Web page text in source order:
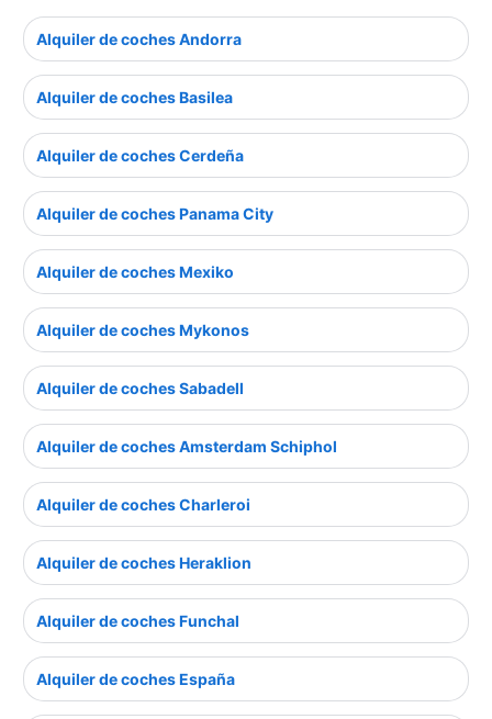
Alquiler de coches Andorra
Alquiler de coches Basilea
Alquiler de coches Cerdeña
Alquiler de coches Panama City
Alquiler de coches Mexiko
Alquiler de coches Mykonos
Alquiler de coches Sabadell
Alquiler de coches Amsterdam Schiphol
Alquiler de coches Charleroi
Alquiler de coches Heraklion
Alquiler de coches Funchal
Alquiler de coches España